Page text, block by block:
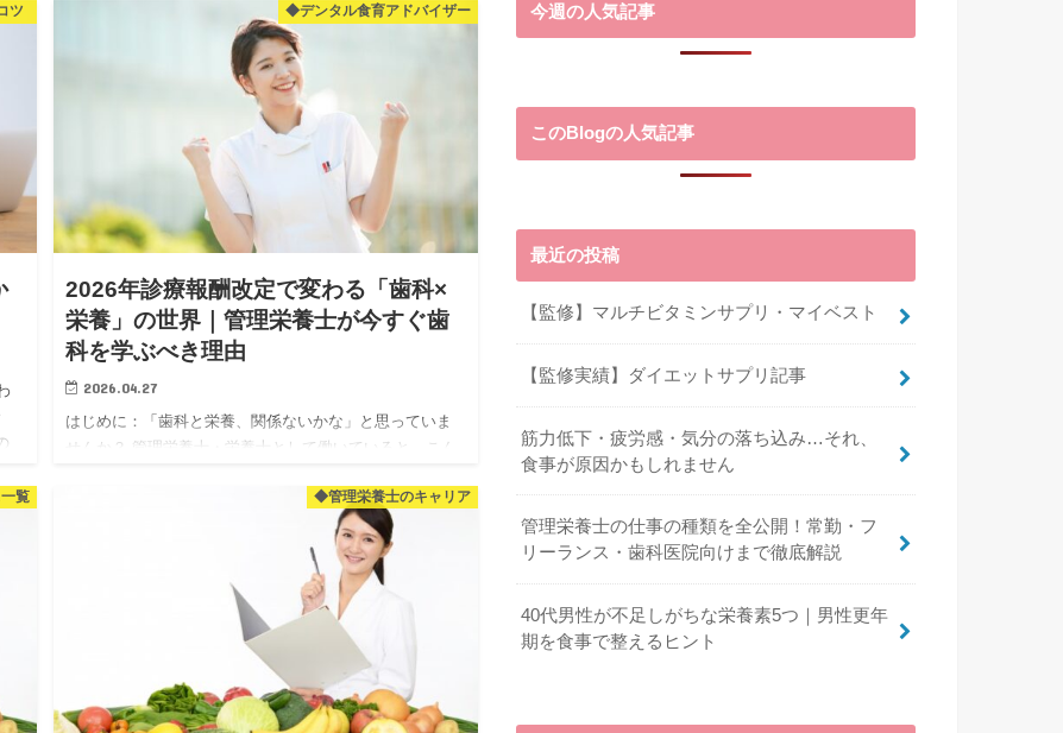
している…。 そんな40〜50代男性のお悩み、実は「男性
ツ ◆デンタル食育アドバイザー
2026年診療報酬改定で変わる「歯科×
栄養」の世界｜管理栄養士が今すぐ歯
科を学ぶべき理由
2026.04.27
はじめに：「歯科と栄養、関係ないかな」と思っていま
せんか？ 管理栄養士・栄養士として働いていると、こん
取ったのに、なんかやりがいを感じられない」 「残業が
覧 ◆管理栄養士のキャリア
今週の人気記事
このBlogの人気記事
最近の投稿
【監修】マルチビタミンサプリ・マイベスト
【監修実績】ダイエットサプリ記事
筋力低下・疲労感・気分の落ち込み…それ、
食事が原因かもしれません
管理栄養士の仕事の種類を全公開！常勤・フ
リーランス・歯科医院向けまで徹底解説
40代男性が不足しがちな栄養素5つ｜男性更年
期を食事で整えるヒント